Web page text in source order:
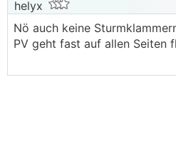
helyx
Nö auch keine
PV geht fast auf allen Seiten